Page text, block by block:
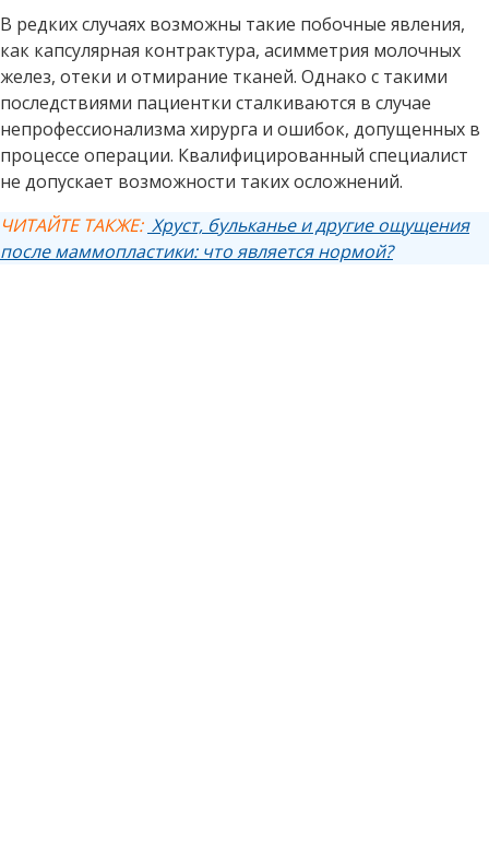
В редких случаях возможны такие побочные явления,
как капсулярная контрактура, асимметрия молочных
желез, отеки и отмирание тканей. Однако с такими
последствиями пациентки сталкиваются в случае
непрофессионализма хирурга и ошибок, допущенных в
процессе операции. Квалифицированный специалист
не допускает возможности таких осложнений.
ЧИТАЙТЕ ТАКЖЕ: Хруст, бульканье и другие ощущения
после маммопластики: что является нормой?